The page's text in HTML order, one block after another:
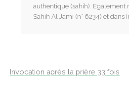
authentique (sahih). Egalement
Sahih Al Jami (n° 6234) et dans
Invocation après la prière 33 fois